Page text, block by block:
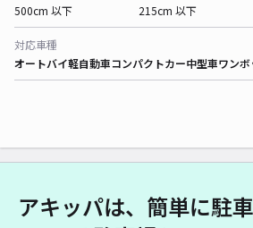
500cm 以下
215cm 以下
対応車種
オートバイ軽自動車コンパクトカー中型車ワンボ
アキッパは、簡単に駐